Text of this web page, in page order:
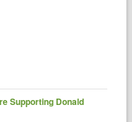
Supporting Donald